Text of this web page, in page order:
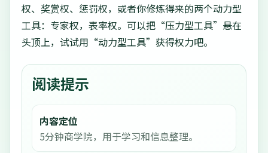
权、奖赏权、惩罚权，或者你修炼得来的两个动力型
工具：专家权，表率权。可以把“压力型工具”悬在
头顶上，试试用“动力型工具”获得权力吧。
阅读提示
内容定位
5分钟商学院，用于学习和信息整理。